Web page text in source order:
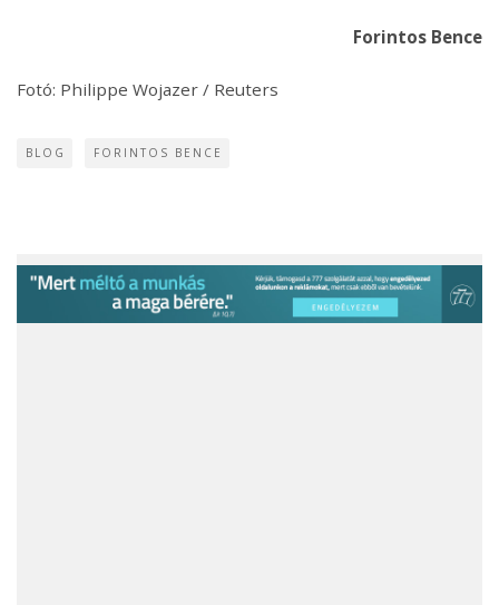
Forintos Bence
Fotó: Philippe Wojazer / Reuters
BLOG FORINTOS BENCE